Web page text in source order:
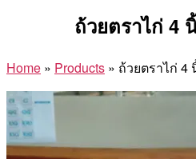
ถ้วยตราไก่ 4
Home » Products » ถ้วยตราไก่ 4